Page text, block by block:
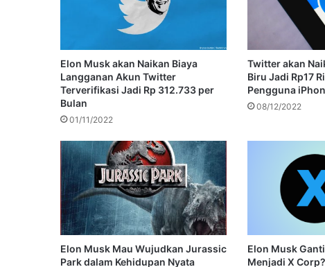
Elon Musk akan Naikan Biaya
Langganan Akun Twitter
Terverifikasi Jadi Rp 312.733 per
Bulan
01/11/2022
Twitter akan
Biru Jadi Rp17
Pengguna
08/12/2022
Elon Musk Mau Wujudkan Jurassic
Park dalam Kehidupan Nyata
Elon Musk
Menjadi X Corp?